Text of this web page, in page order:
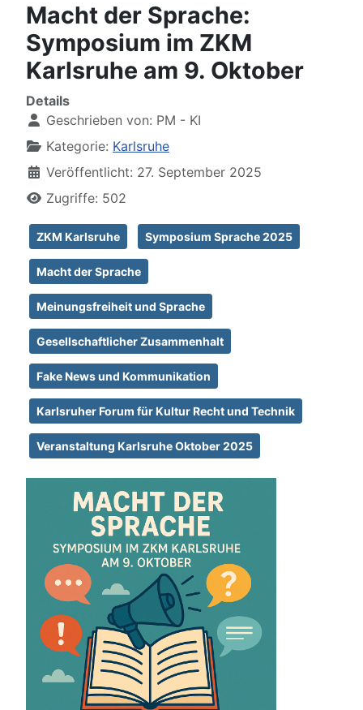
Macht der Sprache:
Symposium im ZKM
Karlsruhe am 9. Oktober
Details
Geschrieben von: PM - KI
Kategorie: Karlsruhe
Veröffentlicht: 27. September 2025
Zugriffe: 502
ZKM Karlsruhe Symposium Sprache 2025
Macht der Sprache
Meinungsfreiheit und Sprache
Gesellschaftlicher Zusammenhalt
Fake News und Kommunikation
Karlsruher Forum für Kultur Recht und Technik
Veranstaltung Karlsruhe Oktober 2025